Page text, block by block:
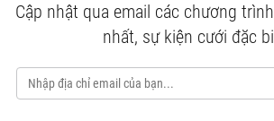
Cập nhật qua email các chương
nhất, sự kiện cưới đặc